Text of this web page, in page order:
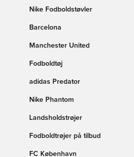
Nike Fodboldstøvler
Barcelona
Manchester United
Fodboldtøj
adidas Predator
Nike Phantom
Landsholdstrøjer
Fodboldtrøjer på tilbud
FC København